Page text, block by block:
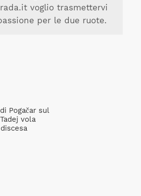
voglio trasmettervi
per le due ruote.
Pogačar sul
vola